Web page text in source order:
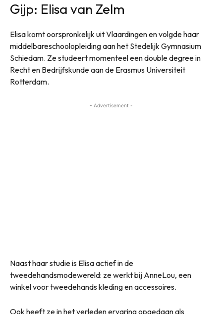
Gijp: Elisa van Zelm
Elisa komt oorspronkelijk uit Vlaardingen en volgde haar
middelbareschoolopleiding aan het Stedelijk Gymnasium
Schiedam. Ze studeert momenteel een double degree in
Recht en Bedrijfskunde aan de Erasmus Universiteit
Rotterdam.
- Advertisement -
Naast haar studie is Elisa actief in de
tweedehandsmodewereld: ze werkt bij AnneLou, een
winkel voor tweedehands kleding en accessoires.
Ook heeft ze in het verleden ervaring opgedaan als